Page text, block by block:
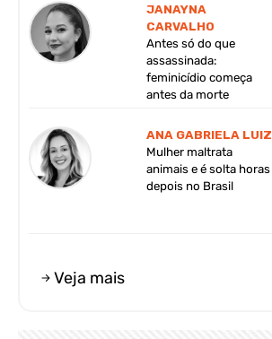
JANAYNA
CARVALHO
Antes só do que
assassinada:
feminicídio começa
antes da morte
ANA GABRIELA LUIZ
Mulher maltrata
animais e é solta horas
depois no Brasil
Veja mais